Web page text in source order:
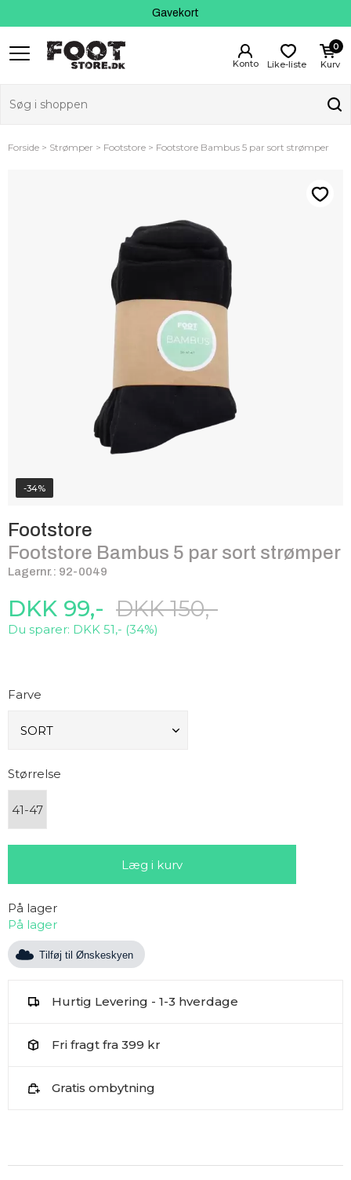
Gavekort
Kundeservice
Kurv
0
Like-liste
Forside Strømper Footstore Footstore Bambus 5 par sort strømper
-34%
Footstore
Footstore Bambus 5 par sort strømper
Lagernr.: 92-0049
DKK 150,-
Du sparer: DKK 51,- (34%)
DKK 99,-
Farve
Størrelse
41-47
På lager
På lager
Tilføj til Ønskeskyen
Hurtig Levering - 1-3 hverdage
Fri fragt fra 399 kr
Gratis ombytning